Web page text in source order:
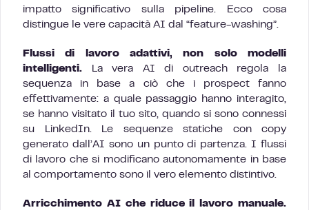
impatto significativo sulla pipeline. Ecco cosa
distingue le vere capacità AI dal “feature-washing”.
Flussi di lavoro adattivi, non solo modelli
intelligenti. La vera AI di outreach regola la
sequenza in base a ciò che i prospect fanno
effettivamente: a quale passaggio hanno interagito,
se hanno visitato il tuo sito, quando si sono connessi
su LinkedIn. Le sequenze statiche con copy
generato dall’AI sono un punto di partenza. I flussi
di lavoro che si modificano autonomamente in base
al comportamento sono il vero elemento distintivo.
Arricchimento AI che riduce il lavoro manuale.